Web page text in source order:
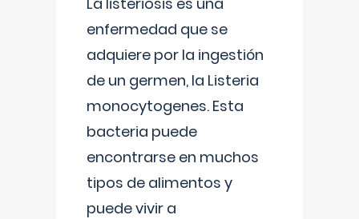
enfermedad que se
adquiere por la ingestión
de un germen, la Listeria
monocytogenes. Esta
bacteria puede
encontrarse en muchos
tipos de alimentos y
puede vivir a